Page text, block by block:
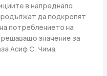
в напреднало
да подкрепят
потреблението на
значение за
Асиф С. Чима,